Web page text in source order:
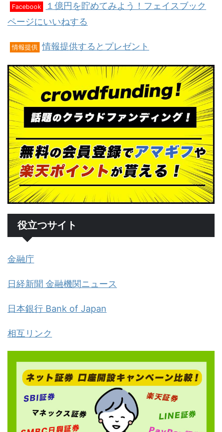
Facebook
１億円を貯めてみよう！フェイスブック
ページにいいねする
情報提供 情報提供するとプレゼント
役立つサイト
金融庁
日経新聞 金融機関ニュース
日本銀行 Bank of Japan
相互リンク